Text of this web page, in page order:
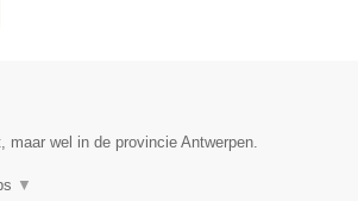
maar wel in de provincie Antwerpen.
▼